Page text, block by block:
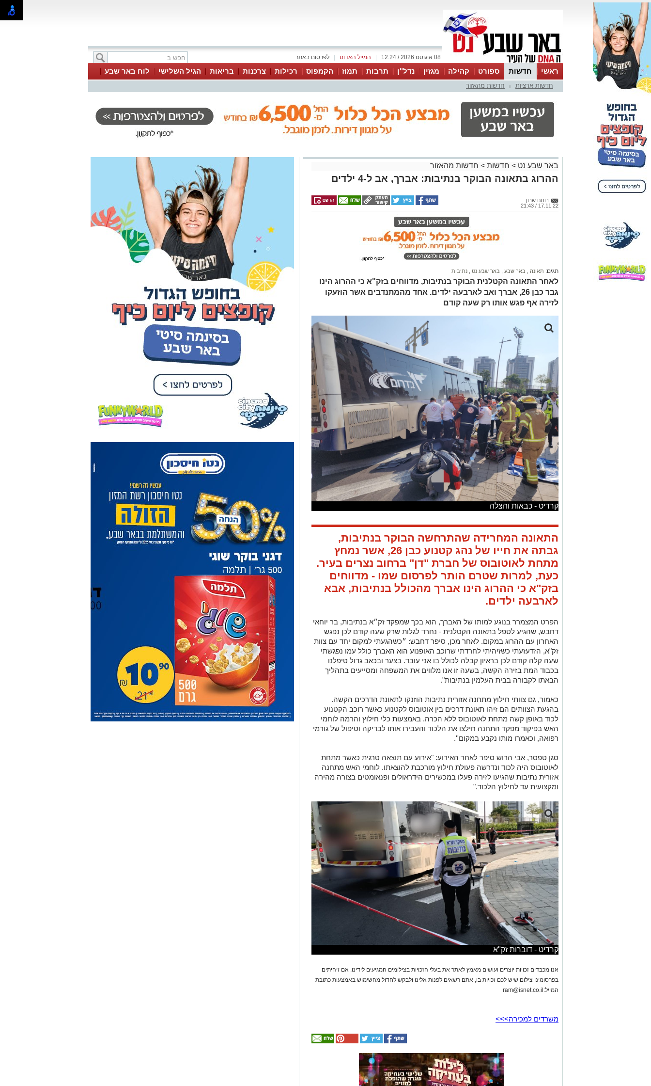
לפרסום באתר המייל האדום 08 אוגוסט 2026 / 12:24
ראשי חדשות ספורט קהילה מגזין נדל"ן תרבות תמוז הקמפוס רכילות צרכנות בריאות הגיל השלישי
לוח באר שבע
עסקים
טיפים והמלצותחדשות ארציות חדשות מהאזור
באר שבע נט > חדשות > חדשות מהאזור
ההרוג בתאונה הבוקר בנתיבות: אברך, אב ל-4 ילדים
רותם שרון
17.11.22 / 21:43
תגים: תאונה באר שבע באר שבע נט נתיבות
לאחר התאונה הקטלנית הבוקר בנתיבות, מדווחים בזק"א כי ההרוג הינו
גבר כבן 26, אברך ואב לארבעה ילדים. אחד מהמתנדבים אשר הוזעקו
לזירה אף פגש אותו רק שעה קודם
קרדיט - כבאות והצלה
התאונה המחרידה שהתרחשה הבוקר בנתיבות,
גבתה את חייו של נהג קטנוע כבן 26, אשר נמחץ
מתחת לאוטובוס של חברת "דן" ברחוב נצרים בעיר.
כעת, למרות שטרם הותר לפרסום שמו - מדווחים
בזק"א כי ההרוג הינו אברך מהכולל בנתיבות, אבא
לארבעה ילדים.
הפרט המצמרר בנוגע למותו של האברך, הוא בכך שמפקד זק״א בנתיבות, בר יוחאי
דחבש, שהגיע לטפל בתאונה הקטלנית - נחרד לגלות שרק שעה קודם לכן נפגש
האחרון עם ההרוג במקום. לאחר מכן, סיפר דחבש: ״כשהגעתי למקום יחד עם צוות
זק"א, הזדעזעתי כשזיהיתי לחרדתי שרוכב האופנוע הוא האברך כולל עמו נפגשתי
שעה קלה קודם לכן בראיון קבלה לכולל בו אני עובד. בצער ובכאב גדול טיפלנו
בכבוד המת בזירה הקשה, בשעה זו אנו מלווים את המשפחה ומסייעים בתהליך
הבאתו לקבורה בבית העלמין בנתיבות".
כאמור, גם צוותי חילוץ מתחנה אזורית נתיבות הוזנקו לתאונת הדרכים הקשה.
בהגעת הצוותים הם זיהו תאונת דרכים בין אוטובוס לקטנוע כאשר רוכב הקטנוע
לכוד באופן קשה מתחת לאוטובוס ללא הכרה. באמצעות כלי חילוץ והרמה לוחמי
האש בפיקוד מפקד התחנה חילצו את הלכוד והעבירו אותו לבדיקה וטיפול של גורמי
רפואה, וכאמרו מותו נקבע במקום''.
סגן טפסר, אבי הרוש סיפר לאחר האירוע: "אירוע עם תוצאה טרגית כאשר מתחת
לאוטובוס היה לכוד ונדרשה פעולת חילוץ מורכבת להוצאתו. לוחמי האש מתחנה
אזורית נתיבות שהגיעו לזירה פעלו במכשירים הידראולים ופנאומטים בצורה מהירה
ומקצועית עד לחילוץ הלכוד."
קרדיט - דוברות זק"א
אנו מכבדים זכויות יוצרים ועושים מאמץ לאתר את בעלי הזכויות בצילומים המגיעים לידינו. אם זיהיתים
בפרסומינו צילום שיש לכם זכויות בו, אתם רשאים לפנות אלינו ולבקש לחדול מהשימוש באמצעות כתובת
המייל: ram@isnet.co.il
משרדים למכירה>>>